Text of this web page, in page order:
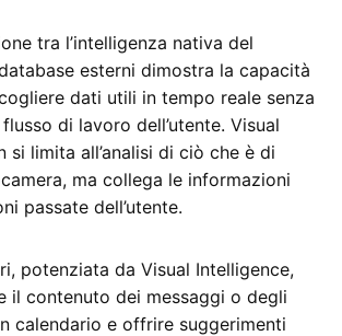
tra l’intelligenza nativa del
esterni dimostra la capacità
dati utili in tempo reale senza
di lavoro dell’utente. Visual
si limita all’analisi di ciò che è di
ma collega le informazioni
passate dell’utente.
potenziata da Visual Intelligence,
il contenuto dei messaggi o degli
calendario e offrire suggerimenti